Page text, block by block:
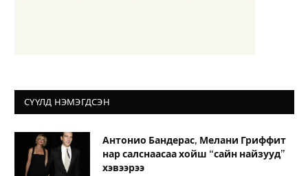
СҮҮЛД НЭМЭГДСЭН
Антонио Бандерас, Мелани Гриффит
нар салснаасаа хойш “сайн найзууд”
хэвээрээ